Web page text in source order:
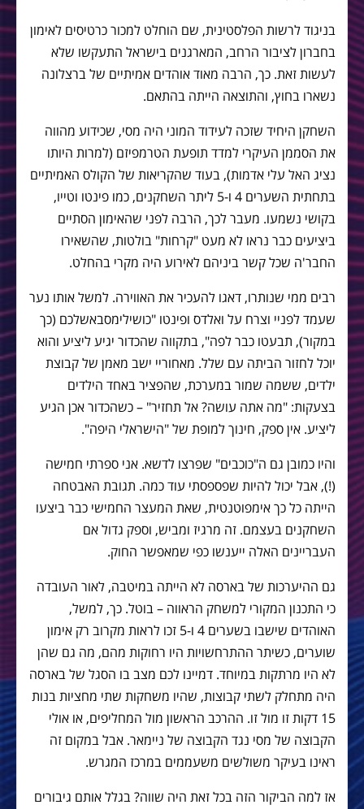
בניגוד לרשות הפלסטינית, שם הוחלט למכור כרטיסים לאימון
בחברון לציבור הרחב, המארגנים בישראל התעקשו שלא
לעשות זאת. כך, הרבה מאוד אוהדים אמיתיים של ברצלונה
נשארו בחוץ, והתוצאה הייתה בהתאם.
השחקן היחיד שזכה לעידוד המוני היה מסי, שכידוע מהווה
את הסממן העיקרי למדד תופעת הטרמפיזם (למרות היותו
נציג האל עלי אדמות), בעוד שהקריאות של הקולס האמיתיים
בתחתית השערים 4 ו-5 ליתר השחקנים, כמו פינטו וטייו,
בקושי נשמעו. מעבר לכך, הרבה לפני שהאימון הסתיים
ביציעים כבר נראו לא מעט "קרחות" בולטות, שהשאירו
החבר'ה שכל קשר ביניהם לאירוע היה מקרי בהחלט.
רבים ממי שנותרו, דאגו להעכיר את האווירה. למשל אותו נער
שעמד לפניי וצרח על ואלדס ופינטו "כושילימסבאשלכם (כך
במקור), תבעטו כבר לפה", בתקווה שהכדור יגיע ליציע והוא
יוכל לחזור הביתה עם שלל. מאחוריי ישב מאמן של קבוצת
ילדים, ששמה שמור במערכת, שהפציר באחד הילדים
בצעקות: "מה אתה עושה? אל תחזיר" – כשהכדור אכן הגיע
ליציע. אין ספק, חינוך למופת של "הישראלי היפה".
והיו כמובן גם ה"כוכבים" שפרצו לדשא. אני ספרתי חמישה
(!), אבל יכול להיות שפספסתי עוד כמה. תגובת האבטחה
הייתה כל כך אימפוטנטית, שאת המעצר החמישי כבר ביצעו
השחקנים בעצמם. זה מרגיז ומביש, וספק גדול אם
העבריינים האלה ייענשו כפי שמאפשר החוק.
גם ההיערכות של בארסה לא הייתה במיטבה, לאור העובדה
כי התכנון המקורי למשחק הראווה – בוטל. כך, למשל,
האוהדים שישבו בשערים 4 ו-5 זכו לראות מקרוב רק אימון
שוערים, כשיתר ההתרחשויות היו רחוקות מהם, מה גם שהן
לא היו מרתקות במיוחד. דמיינו לכם מצב בו הסגל של בארסה
היה מתחלק לשתי קבוצות, שהיו משחקות שתי מחציות בנות
15 דקות זו מול זו. ההרכב הראשון מול המחליפים, או אולי
הקבוצה של מסי נגד הקבוצה של ניימאר. אבל במקום זה
ראינו בעיקר משולשים משעממים במרכז המגרש.
אז למה הביקור הזה בכל זאת היה שווה? בגלל אותם גיבורים